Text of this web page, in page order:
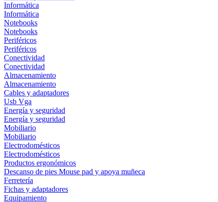
Informática
Informática
Notebooks
Notebooks
Periféricos
Periféricos
Conectividad
Conectividad
Almacenamiento
Almacenamiento
Cables y adaptadores
Usb Vga
Energía y seguridad
Energía y seguridad
Mobiliario
Mobiliario
Electrodomésticos
Electrodomésticos
Productos ergonómicos
Descanso de pies Mouse pad y apoya muñeca
Ferretería
Fichas y adaptadores
Equipamiento